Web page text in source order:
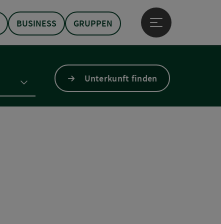
BUSINESS GRUPPEN
Hauptmenü öffnen
Unterkunft finden